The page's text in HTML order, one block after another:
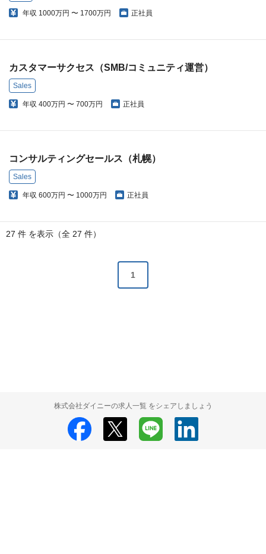
年収 1000万円 〜 1700万円 正社員
カスタマーサクセス（SMB/コミュニティ運営）
Sales
年収 400万円 〜 700万円 正社員
コンサルティングセールス（札幌）
Sales
年収 600万円 〜 1000万円 正社員
27 件 を表示（全 27 件）
1
株式会社ダイニーの求人一覧 をシェアしましょう